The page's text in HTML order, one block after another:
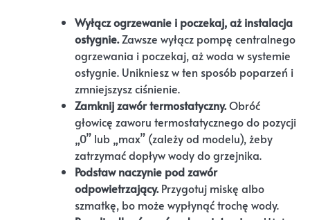
Wyłącz ogrzewanie i poczekaj, aż instalacja
ostygnie.Zawsze wyłącz pompę centralnego
ogrzewania i poczekaj, aż woda w systemie
ostygnie. Unikniesz w ten sposób poparzeń i
zmniejszysz ciśnienie.
Zamknij zawór termostatyczny.Obróć
głowicę zaworu termostatycznego do pozycji
„0” lub „max” (zależy od modelu), żeby
zatrzymać dopływ wody do grzejnika.
Podstaw naczynie pod zawór
odpowietrzający.Przygotuj miskę albo
szmatkę, bo może wypłynąć trochę wody.